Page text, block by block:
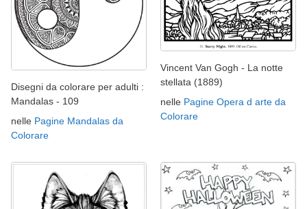
Disegni da colorare per adulti :
Mandalas - 109
nelle Pagine Mandalas da
Colorare
Vincent Van Gogh - La notte
stellata (1889)
nelle Pagine Opera d arte da
Colorare